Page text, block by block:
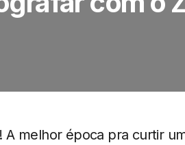
A melhor época pra curtir